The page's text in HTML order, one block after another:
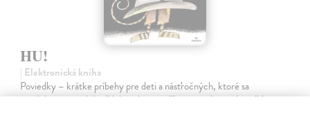
HU!
| Elektronická kniha
Poviedky – krátke príbehy pre deti a násťročných, ktoré sa
neodohrávajú niekde ďaleko, ale tu vedľa, možno len o ulicu ďalej.